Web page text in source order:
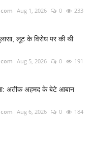
Aug 1, 2026 0 233
लूट के विरोध पर की थी
Aug 5, 2026 0 191
अतीक अहमद के बेटे आबान
Aug 6, 2026 0 184